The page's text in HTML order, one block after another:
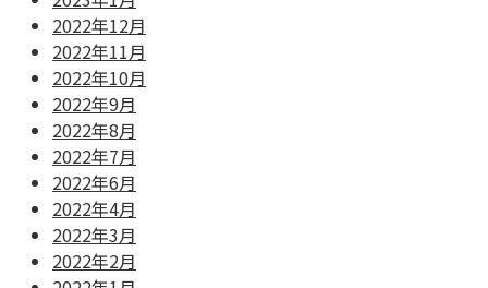
2022年12月
2022年11月
2022年10月
2022年9月
2022年8月
2022年7月
2022年6月
2022年4月
2022年3月
2022年2月